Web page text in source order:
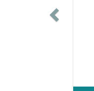
Силвия